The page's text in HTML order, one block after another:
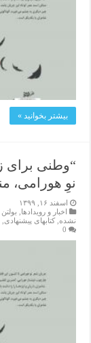
بیشتر بخوانید »
“وطنی برای
نوِ هورامی،
اسفند ۱۶, ۱۳۹۹
اخبار و رویدادها
نشده ,کتابهای پیشنهادی
0